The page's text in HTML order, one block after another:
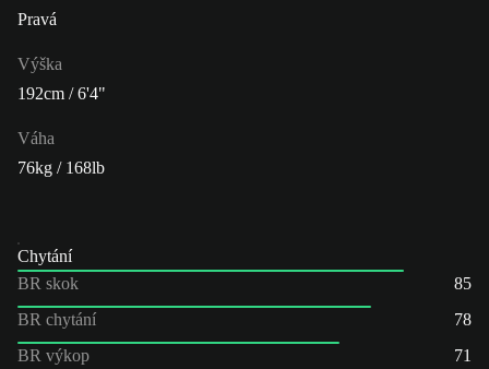
Pravá
Výška
192cm / 6'4"
Váha
76kg / 168lb
Chytání
BR skok
85
BR chytání
78
BR výkop
71